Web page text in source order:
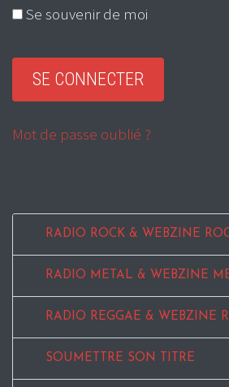
Se souvenir de moi
Mot de passe oublié ?
RADIO ROCK & WEBZINE
RADIO METAL & WEBZINE
RADIO REGGAE & WEBZINE
SOUMETTRE SON TITRE